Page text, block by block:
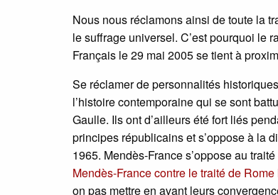
Nous nous réclamons ainsi de toute la
le suffrage universel. C’est pourquoi le
Français le 29 mai 2005 se tient à
Se réclamer de personnalités
l’histoire contemporaine qui se sont
Gaulle. Ils ont d’ailleurs été fort liés
principes républicains et s’oppose à la
1965. Mendès-France s’oppose au
Mendès-France contre le traité de
on pas mettre en avant leurs